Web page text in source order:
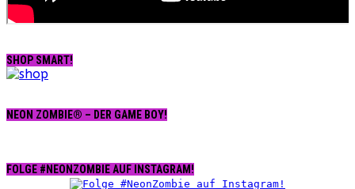
SHOP SMART!
NEON ZOMBIE® – DER GAME BOY!
FOLGE #NEONZOMBIE AUF INSTAGRAM!